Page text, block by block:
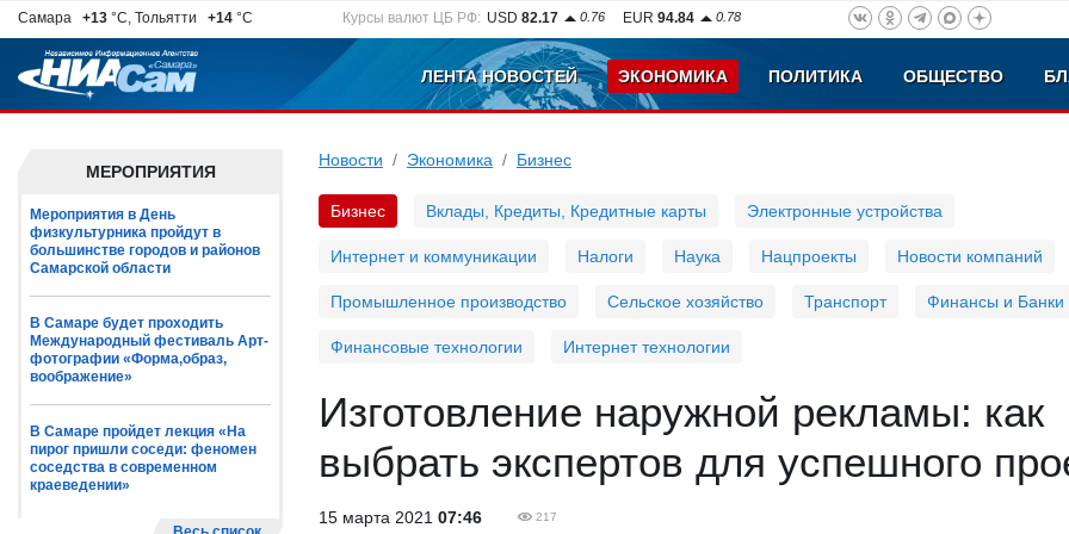
Самара +13 °C, Тольятти +14 °C Курсы валют ЦБ РФ: USD 82.17 0.76 EUR 94.84 0.78
ЛЕНТА НОВОСТЕЙ ЭКОНОМИКА ПОЛИТИКА ОБЩЕСТВО
МЕРОПРИЯТИЯ
Мероприятия в День
физкультурника пройдут в
большинстве городов и районов
Самарской области
В Самаре будет проходить
Международный фестиваль Арт-
фотографии «Форма,образ,
воображение»
В Самаре пройдет лекция «На
пирог пришли соседи: феномен
соседства в современном
краеведении»
Новости Экономика Бизнес
Бизнес Вклады, Кредиты, Кредитные карты Электронные устройства
Интернет и коммуникации Налоги Наука Нацпроекты Новости компаний
Промышленное производство Сельское хозяйство Транспорт Финансы и Банки
Финансовые технологии Интернет технологии
Изготовление наружной рекламы: как
выбрать экспертов для успешного
15 марта 2021 07:46 217